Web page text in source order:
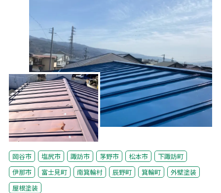
岡谷市 塩尻市 諏訪市 茅野市 松本市
下諏訪町
伊那市
富士見町 南箕輪村 辰野町 箕輪町
外壁塗装
屋根塗装